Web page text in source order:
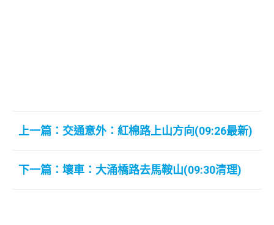
上一篇：交通意外：紅棉路上山方向(09:26最新)
下一篇：壞車：大涌橋路去馬鞍山(09:30清理)